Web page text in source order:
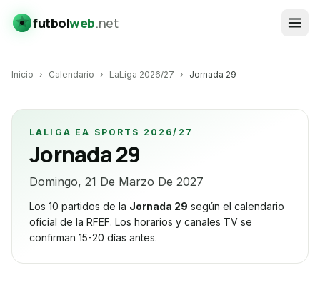
futbolweb.net
Inicio › Calendario › LaLiga 2026/27 › Jornada 29
LALIGA EA SPORTS 2026/27
Jornada29
Domingo, 21 De Marzo De 2027
Los 10 partidos de la Jornada 29 según el calendario
oficial de la RFEF. Los horarios y canales TV se
confirman 15-20 días antes.